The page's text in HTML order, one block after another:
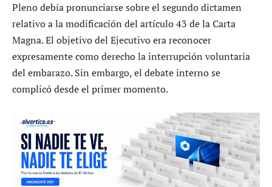
Pleno debía pronunciarse sobre el segundo dictamen
relativo a la modificación del artículo 43 de la Carta
Magna. El objetivo del Ejecutivo era reconocer
expresamente como derecho la interrupción voluntaria
del embarazo. Sin embargo, el debate interno se
complicó desde el primer momento.